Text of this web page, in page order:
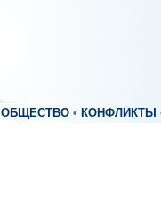
ОБЩЕСТВО • КОНФЛИКТЫ